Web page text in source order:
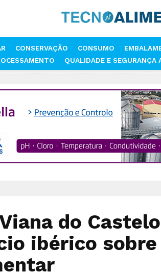
CONSERVAÇÃO CONSUMO
QUALIDADE E SEGURANÇA
POLITÉCNICO DE VIANA DO
do Castelo
ibérico sobre